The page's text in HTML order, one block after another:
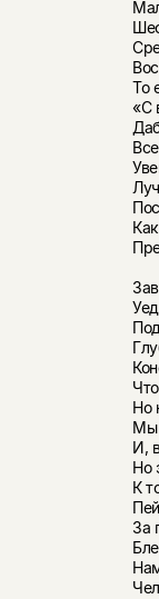
То
«С
Но
Мы
И,
Но
К
За